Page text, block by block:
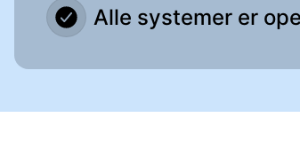
Alle systemer er